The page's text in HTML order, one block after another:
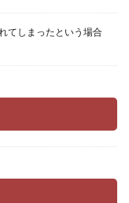
てしまったという場合